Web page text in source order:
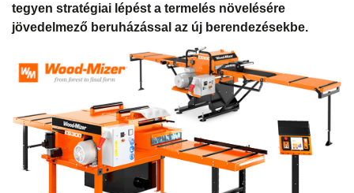
tegyen stratégiai lépést a termelés növelésére
jövedelmező beruházással az új berendezésekbe.